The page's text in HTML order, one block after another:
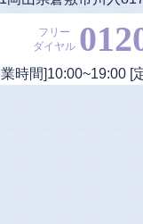
フリー
ダイヤル
時間]10:00~19:00 [